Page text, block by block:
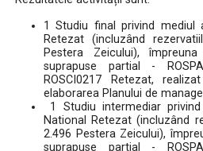
1 Studiu final privind mediul
Retezat (incluzând
Pestera Zeicului),
suprapuse partial -
ROSCI0217 Retezat,
elaborarea Planului de
1 Studiu intermediar
National Retezat (incluzând
2.496 Pestera Zeicului),
suprapuse partial -